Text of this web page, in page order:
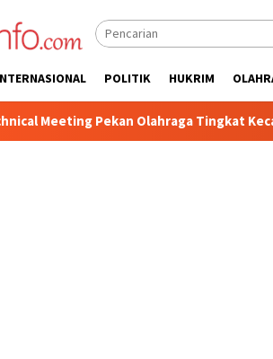
POLITIK HUKRIM
Tingkat Kecamatan Konda